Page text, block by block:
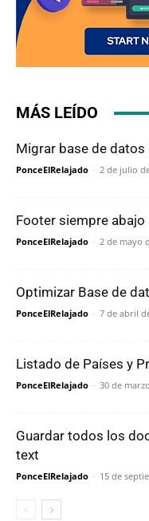
MÁS LEÍDO
Migrar base de datos
PonceElRelajado - 2 de julio
Footer siempre abajo
PonceElRelajado - 2 de mayo
Optimizar Base de
PonceElRelajado - 7 de abril
Listado de Países y
PonceElRelajado - 30 de
Guardar todos los
text
PonceElRelajado - 15 de